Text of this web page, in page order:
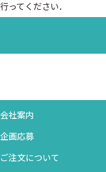
行ってください．
会社案内
企画応募
ご注文について